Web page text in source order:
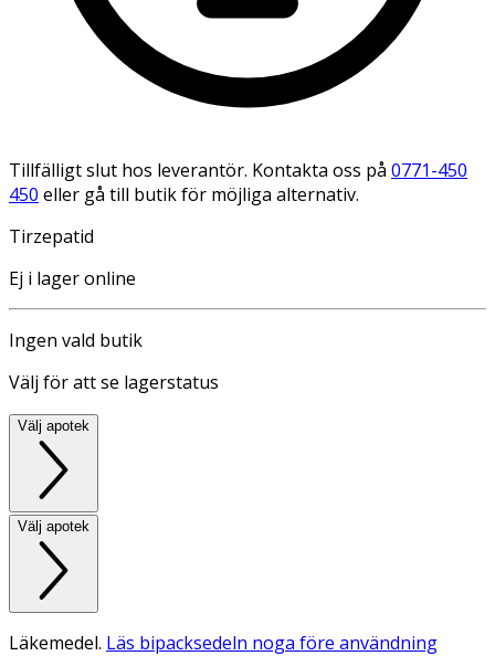
Tillfälligt slut hos leverantör. Kontakta oss på 0771-450
450 eller gå till butik för möjliga alternativ.
Tirzepatid
Ej i lager online
Ingen vald butik
Välj för att se lagerstatus
Välj apotek
Välj apotek
Läkemedel. Läs bipacksedeln noga före användning